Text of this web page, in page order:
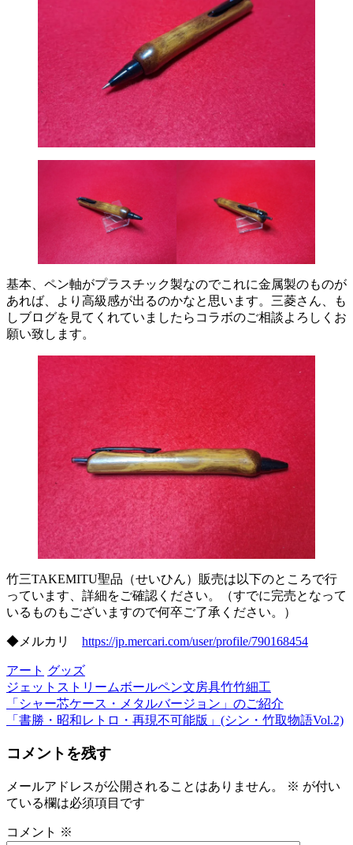
基本、ペン軸がプラスチック製なのでこれに金属製のものが
あれば、より高級感が出るのかなと思います。三菱さん、も
しブログを見てくれていましたらコラボのご相談よろしくお
願い致します。
竹三TAKEMITU聖品（せいひん）販売は以下のところで行
っています、詳細をご確認ください。（すでに完売となって
いるものもございますので何卒ご了承ください。）
◆メルカリ https://jp.mercari.com/user/profile/790168454
アート グッズ
ジェットストリームボールペン文房具竹竹細工
投
稿
ナ
ビ
ゲ
ー
前
の
稿:
「シャー芯ケース・メタルバージョン」のご紹介
次
投
「書勝・昭和レトロ・再現不可能版」(シン・竹取物語Vol.2)
コメントを残す
メールアドレスが公開されることはありません。 ※ が付い
ている欄は必須項目です
コメント ※